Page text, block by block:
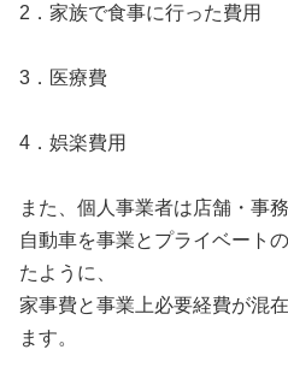
2．家族で食事に行った費用
3．医療費
4．娯楽費用
また、個人事業者は店舗・事
自動車を事業とプライベート
たように、
家事費と事業上必要経費が混
ます。